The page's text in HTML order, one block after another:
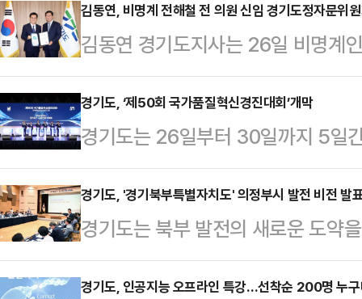
최대 120만원을 지원하는 방안을
경기도지사가 임기 후반기 신규 사
을 추진하기로 하면서 도가 내년 시
준비에 돌입한다.경기도 간병 SOS
구를 위한 시범사업이다. 내년부터
는 6인…
김동연, 비명계 전해철 전 의원 신임 경기도정자문위
김동연 경기도지사는 26일 비명계
문위원회 위원장으로 위촉하고 위
철 신임 도정자문위원장에게 두 개
필, 또 하나는 파란 지갑 속에 담긴
는 푸른색 만년필에 적혀 있는 문구
다”를 직접 읽었다.배석했던 도 관
념선물’이라고 설명했다.그러자 전
니다”고 답했다.이날 김 지사…
경기도, ‘제50회 국가품질혁신경진대회’개막
경기도는 26일부터 30일까지 5일
혁신경진대회’를 개최한다고 밝혔
지사를 비롯해 진종욱 산업통상자
강명수 한국표준협회장 등 700여
1975년부터 기업의 품질개선 활동
경기도, '경기북부특별자치도' 의정부시 발전 비전 발
경기도는 북부 발전의 새로운 도약
회’를 26일 의정부시청 대회의실
시를 시작으로 경기북부 10개 시군
경기도, 인공지능 오프라인 특강…선착순 200명 누